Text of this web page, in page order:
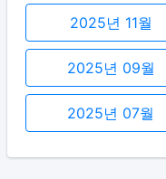
2025년 11월
2025년 09월
2025년 07월